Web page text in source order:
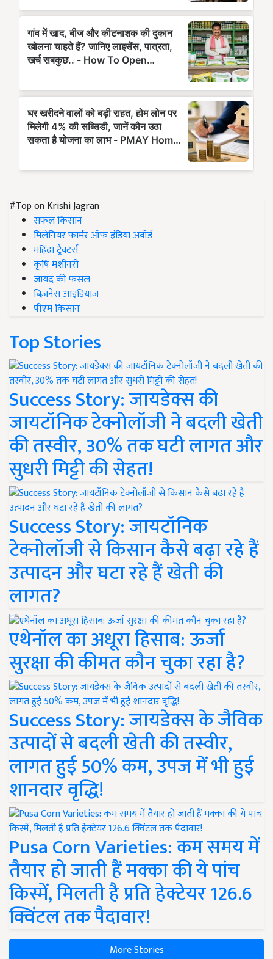
#Top on Krishi Jagran
सफल किसान
मिलेनियर फार्मर ऑफ इंडिया अवॉर्ड
महिंद्रा ट्रैक्टर्स
कृषि मशीनरी
जायद की फसल
बिज़नेस आइडियाज
पीएम किसान
Top Stories
Success Story: जायडेक्स की
जायटॉनिक टेक्नोलॉजी ने बदली खेती
की तस्वीर, 30% तक घटी लागत और
सुधरी मिट्टी की सेहत!
Success Story: जायटॉनिक
टेक्नोलॉजी से किसान कैसे बढ़ा रहे हैं
उत्पादन और घटा रहे हैं खेती की
लागत?
एथेनॉल का अधूरा हिसाब: ऊर्जा
सुरक्षा की कीमत कौन चुका रहा है?
Success Story: जायडेक्स के जैविक
उत्पादों से बदली खेती की तस्वीर,
लागत हुई 50% कम, उपज में भी हुई
शानदार वृद्धि!
Pusa Corn Varieties: कम समय में
तैयार हो जाती हैं मक्का की ये पांच
किस्में, मिलती है प्रति हेक्टेयर 126.6
क्विंटल तक पैदावार!
More Stories